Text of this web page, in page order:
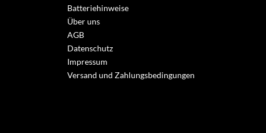
Batteriehinweise
Über uns
AGB
Datenschutz
Impressum
Versand und Zahlungsbedingungen